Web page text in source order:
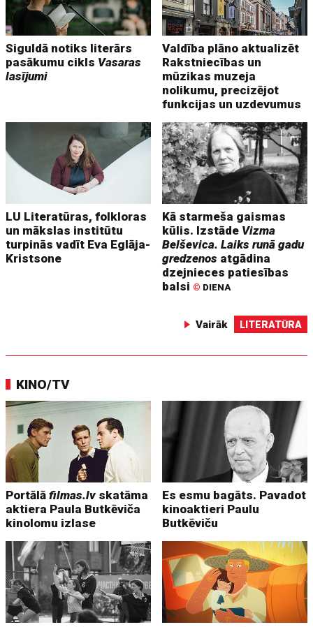
Siguldā notiks literārs
pasākumu cikls Vasaras
lasījumi
Valdība plāno aktualizēt
Rakstniecības un
mūzikas muzeja
nolikumu, precizējot
funkcijas un uzdevumus
LU Literatūras, folkloras
un mākslas institūtu
turpinās vadīt Eva Eglāja-
Kristsone
Kā starmeša gaismas
kūlis. Izstāde Vizma
Belševica. Laiks runā gadu
gredzenos atgādina
dzejnieces patiesības
balsi © DIENA
Vairāk LITERATŪRA
KINO/TV
Portālāfilmas.lv skatāma
aktiera Paula Butkēviča
kinolomu izlase
Es esmu bagāts. Pavadot
kinoaktieri Paulu
Butkēviču